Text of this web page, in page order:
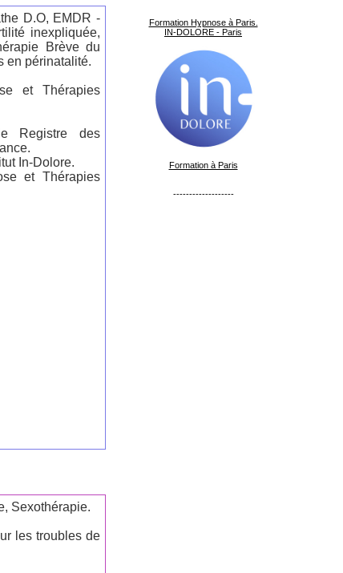
D.O, EMDR -
inexpliquée,
Brève du
en périnatalité.
et Thérapies
Registre des
In-Dolore.
et Thérapies
Sexothérapie.
les troubles de
Formation Hypnose à Paris.
IN-DOLORE - Paris
Formation à Paris
-------------------